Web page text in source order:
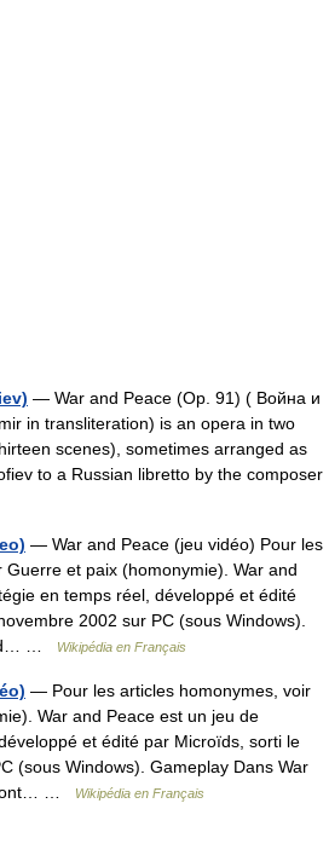
— War and Peace (Op. 91) ( Война и
in transliteration) is an opera in two
scenes), sometimes arranged as
to a Russian libretto by the composer
— War and Peace (jeu vidéo) Pour les
et paix (homonymie). War and
en temps réel, développé et édité
2002 sur PC (sous Windows).
…
Wikipédia en Français
— Pour les articles homonymes, voir
War and Peace est un jeu de
et édité par Microïds, sorti le
(sous Windows). Gameplay Dans War
…
Wikipédia en Français